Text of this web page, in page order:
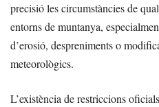
precisió les circumstàncies de
entorns de muntanya,
d’erosió, despreniments o
meteorològics.
L’existència de restriccions